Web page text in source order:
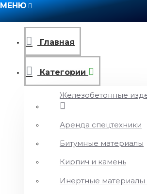
МЕНЮ
Главная
Категории
Железобетонные
Аренда спецтехники
Битумные материалы
Кирпич и камень
Инертные материалы